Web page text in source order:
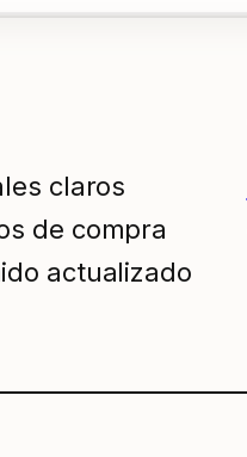
claros
de compra
actualizado